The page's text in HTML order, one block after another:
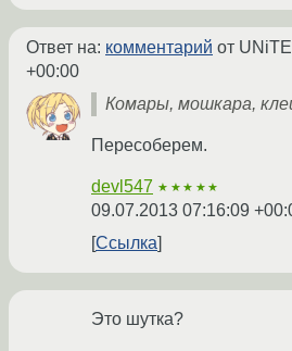
Ответ на: комментарий от UNiTE
+00:00
Комары, мошкара,
Пересоберем.
devl547 ★★★★★
09.07.2013 07:16:09
Ссылка
Это шутка?